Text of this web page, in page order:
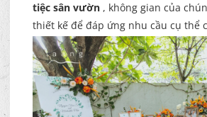
tiệc sân vườn , không gian của
thiết kế để đáp ứng nhu cầu cụ thể